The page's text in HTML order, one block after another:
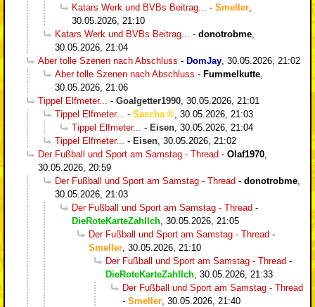
Katars Werk und BVBs Beitrag...
- Smeller
30.05.2026, 21:10
Katars Werk und BVBs Beitrag...
- donotrobme
30.05.2026, 21:04
Aber tolle Szenen nach Abschluss - DomJay 30.05.2026, 21:02
Aber tolle Szenen nach Abschluss - Fummelkutte
30.05.2026, 21:06
Tippel Elfmeter...
- Goalgetter1990 30.05.2026, 21:01
Tippel Elfmeter...
- Sascha
30.05.2026, 21:03
Tippel Elfmeter...
- Eisen 30.05.2026, 21:04
Tippel Elfmeter...
- Eisen 30.05.2026, 21:02
Der Fußball und Sport am Samstag - Thread - Olaf1970
30.05.2026, 20:59
Der Fußball und Sport am Samstag - Thread - donotrobme
30.05.2026, 21:03
Der Fußball und Sport am Samstag - Thread -
DieRoteKarteZahlIch 30.05.2026, 21:05
Der Fußball und Sport am Samstag - Thread -
Smeller 30.05.2026, 21:10
Der Fußball und Sport am Samstag - Thread -
DieRoteKarteZahlIch 30.05.2026, 21:33
Der Fußball und Sport am Samstag - Thread
- Smeller 30.05.2026, 21:40